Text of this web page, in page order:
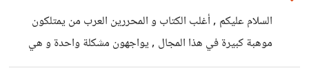
؟ = وين تسكن . كم الساعة
السلام عليكم , أغلب الكتاب و المحررين العرب من يمتلكون
موهبة كبيرة في هذا المجال , يواجهون مشكلة واحدة و هي
غياب أفكار المقالات اللتي سيكتبونها او الأفكار موجودة لكنها